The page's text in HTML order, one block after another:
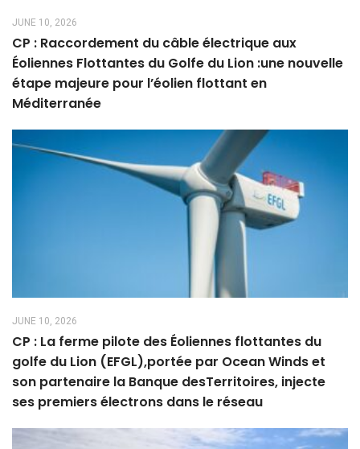
JUNE 10, 2026
CP : Raccordement du câble électrique aux
Éoliennes Flottantes du Golfe du Lion :une nouvelle
étape majeure pour l’éolien flottant en
Méditerranée
JUNE 10, 2026
CP : La ferme pilote des Éoliennes flottantes du
golfe du Lion (EFGL),portée par Ocean Winds et
son partenaire la Banque desTerritoires, injecte
ses premiers électrons dans le réseau